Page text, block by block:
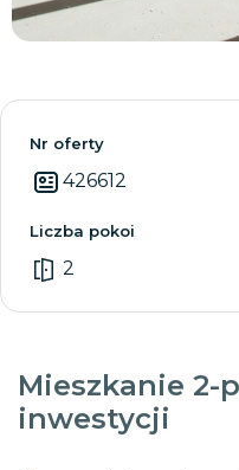
Nr oferty
426612
Liczba pokoi
2
Mieszkanie 2-
inwestycji